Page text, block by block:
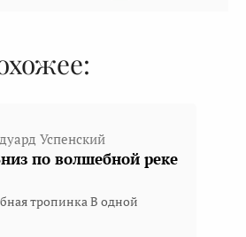
Успенский
по волшебной реке
тропинка В одной